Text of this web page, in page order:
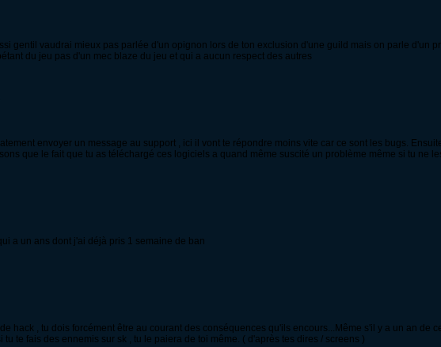
gentil vaudrai mieux pas parlée d'un opignon lors de ton exclusion d'une guild mais on parle d'un
du jeu pas d'un mec blaze du jeu et qui a aucun respect des autres
envoyer un message au support , ici il vont te répondre moins vite car ce sont les bugs.
que le fait que tu as téléchargé ces logiciels a quand même suscité un problème même si tu ne
a un ans dont j'ai déjà pris 1 semaine de ban
hack , tu dois forcément être au courant des conséquences qu'ils encours...Même s'il y a un an de
tu te fais des ennemis sur sk , tu le paiera de toi même. ( d'après tes dires / screens )